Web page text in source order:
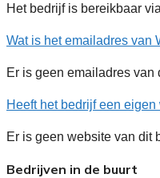
Het bedrijf is bereikbaar
Wat is het emailadres van
Er is geen emailadres van
Heeft het bedrijf een
Er is geen website van dit
Bedrijven in de buurt